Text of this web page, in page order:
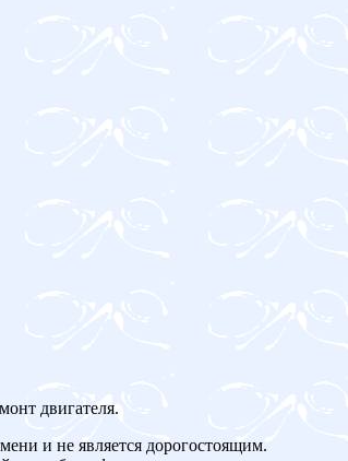
двигателя.
и не является дорогостоящим.